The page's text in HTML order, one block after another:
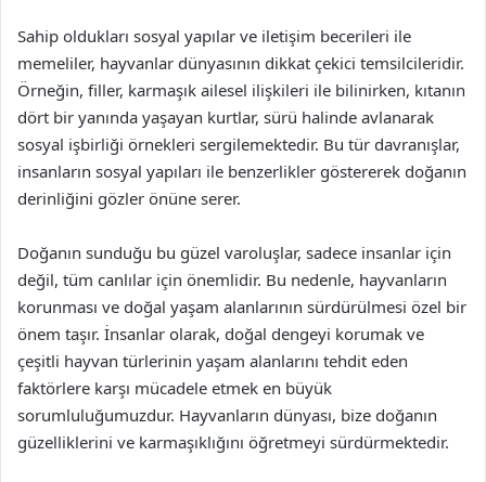
Sahip oldukları sosyal yapılar ve iletişim becerileri ile
memeliler, hayvanlar dünyasının dikkat çekici temsilcileridir.
Örneğin, filler, karmaşık ailesel ilişkileri ile bilinirken, kıtanın
dört bir yanında yaşayan kurtlar, sürü halinde avlanarak
sosyal işbirliği örnekleri sergilemektedir. Bu tür davranışlar,
insanların sosyal yapıları ile benzerlikler göstererek doğanın
derinliğini gözler önüne serer.
Doğanın sunduğu bu güzel varoluşlar, sadece insanlar için
değil, tüm canlılar için önemlidir. Bu nedenle, hayvanların
korunması ve doğal yaşam alanlarının sürdürülmesi özel bir
önem taşır. İnsanlar olarak, doğal dengeyi korumak ve
çeşitli hayvan türlerinin yaşam alanlarını tehdit eden
faktörlere karşı mücadele etmek en büyük
sorumluluğumuzdur. Hayvanların dünyası, bize doğanın
güzelliklerini ve karmaşıklığını öğretmeyi sürdürmektedir.